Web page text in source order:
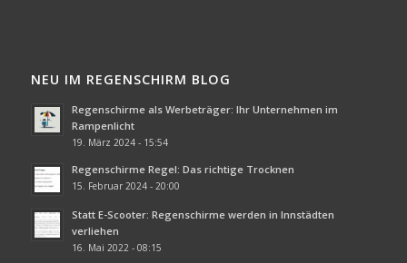
NEU IM REGENSCHIRM BLOG
Regenschirme als Werbeträger: Ihr Unternehmen im
Rampenlicht
19. März 2024 - 15:54
Regenschirme Regel: Das richtige Trocknen
15. Februar 2024 - 20:00
Statt E-Scooter: Regenschirme werden in Innstädten
verliehen
16. Mai 2022 - 08:15